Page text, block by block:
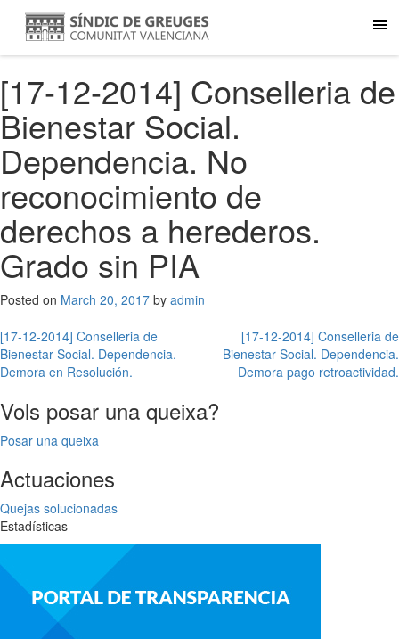
[17-12-2014] Conselleria de
Bienestar Social.
Dependencia. No
reconocimiento de
derechos a herederos.
Grado sin PIA
Posted on March 20, 2017 by admin
Post
navigation
[17-12-2014] Conselleria de
Bienestar Social. Dependencia.
Demora en Resolución.
[17-12-2014] Conselleria de
Bienestar Social. Dependencia.
Demora pago retroactividad.
Vols posar una queixa?
Posar una queixa
Actuaciones
Quejas solucionadas
Estadísticas